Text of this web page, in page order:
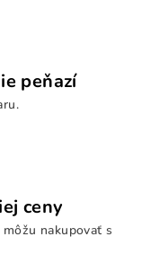
peňazí
ceny
nakupovať s